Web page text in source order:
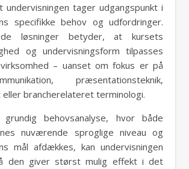
undervisningen tager udgangspunkt i
specifikke behov og udfordringer.
løsninger betyder, at kursets
og undervisningsform tilpasses
– uanset om fokus er på
præsentationsteknik,
eller brancherelateret terminologi.
behovsanalyse, hvor både
nuværende sproglige niveau og
mål afdækkes, kan undervisningen
den giver størst mulig effekt i det